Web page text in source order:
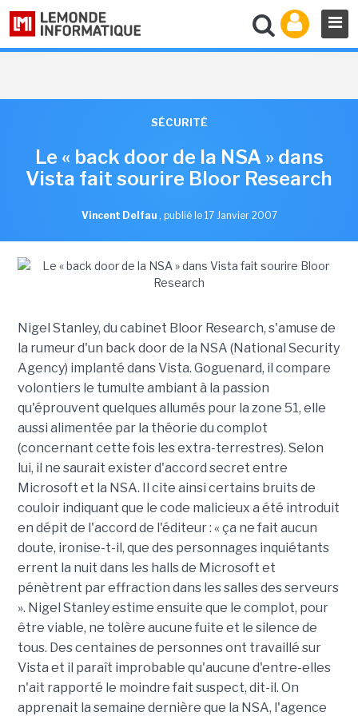
SÉCURITÉ
Le « back door de la NSA » dans
Vista fait sourire Bloor Research
Vincent Delfau , publié le 17 Janvier 2007
Nigel Stanley, du cabinet Bloor Research, s'amuse de
la rumeur d'un back door de la NSA (National Security
Agency) implanté dans Vista. Goguenard, il compare
volontiers le tumulte ambiant à la passion
qu'éprouvent quelques allumés pour la zone 51, elle
aussi alimentée par la théorie du complot
(concernant cette fois les extra-terrestres). Selon
lui, il ne saurait exister d'accord secret entre
Microsoft et la NSA. Il cite ainsi certains bruits de
couloir indiquant que le code malicieux a été introduit
en dépit de l'accord de l'éditeur : « ça ne fait aucun
doute, ironise-t-il, que des personnages inquiétants
errent la nuit dans les halls de Microsoft et
pénètrent par effraction dans les salles des serveurs
». Nigel Stanley estime ensuite que le complot, pour
être viable, ne tolère aucune fuite et le silence de
tous. Des centaines de personnes ont travaillé sur
Vista et il paraît improbable qu'aucune d'entre-elles
n'ait rapporté le moindre fait suspect, dit-il. On
apprenait la semaine dernière que la NSA, l'agence